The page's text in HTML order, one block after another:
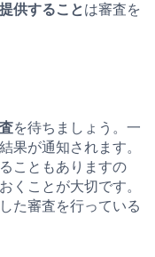
供することは審査を
を待ちましょう。一
果が通知されます。
こともありますの
くことが大切です。
た審査を行っている